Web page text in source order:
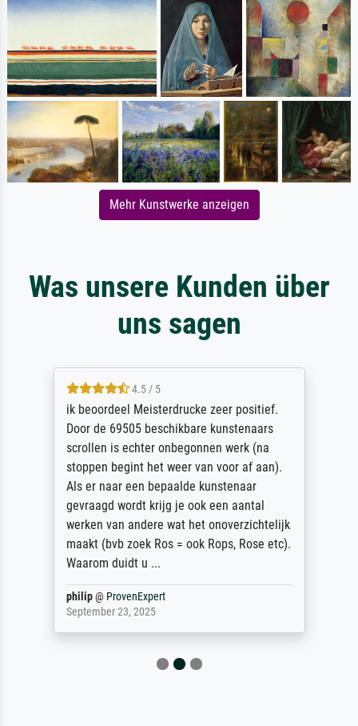
Mehr Kunstwerke anzeigen
Was unsere Kunden über
uns sagen
4.5 / 5
ik beoordeel Meisterdrucke zeer positief.
Door de 69505 beschikbare kunstenaars
scrollen is echter onbegonnen werk (na
stoppen begint het weer van voor af aan).
Als er naar een bepaalde kunstenaar
gevraagd wordt krijg je ook een aantal
werken van andere wat het onoverzichtelijk
maakt (bvb zoek Ros = ook Rops, Rose etc).
Waarom duidt u ...
philip@ ProvenExpert
September 23, 2025